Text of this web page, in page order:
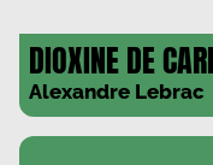
DIOXINE DE
Alexandre Lebrac